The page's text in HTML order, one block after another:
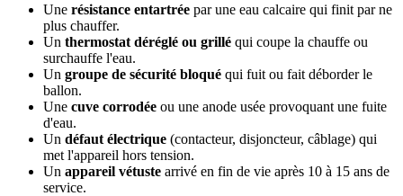
Une résistance entartrée par une eau calcaire qui finit par ne
plus chauffer.
Un thermostat déréglé ou grillé qui coupe la chauffe ou
surchauffe l'eau.
Un groupe de sécurité bloqué qui fuit ou fait déborder le
ballon.
Une cuve corrodée ou une anode usée provoquant une fuite
d'eau.
Un défaut électrique (contacteur, disjoncteur, câblage) qui
met l'appareil hors tension.
Un appareil vétuste arrivé en fin de vie après 10 à 15 ans de
service.